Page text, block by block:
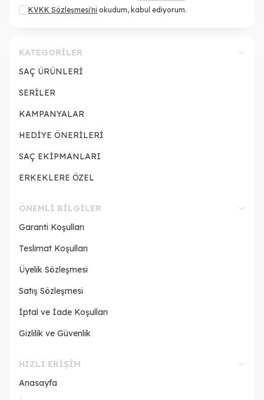
KVKK Sözleşmesi'ni okudum, kabul ediyorum.
KATEGORILER
SAÇ ÜRÜNLERİ
SERİLER
KAMPANYALAR
HEDİYE ÖNERİLERİ
SAÇ EKİPMANLARI
ERKEKLERE ÖZEL
ÖNEMLI BILGILER
Garanti Koşulları
Teslimat Koşulları
Üyelik Sözleşmesi
Satış Sözleşmesi
İptal ve İade Koşulları
Gizlilik ve Güvenlik
HIZLI ERIŞIM
Anasayfa